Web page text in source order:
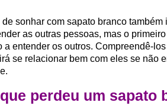
sonhar com sapato branco
as outras pessoas, mas o
a entender os outros. Compreendê-
se relacionar bem com eles se não
perdeu um sapato